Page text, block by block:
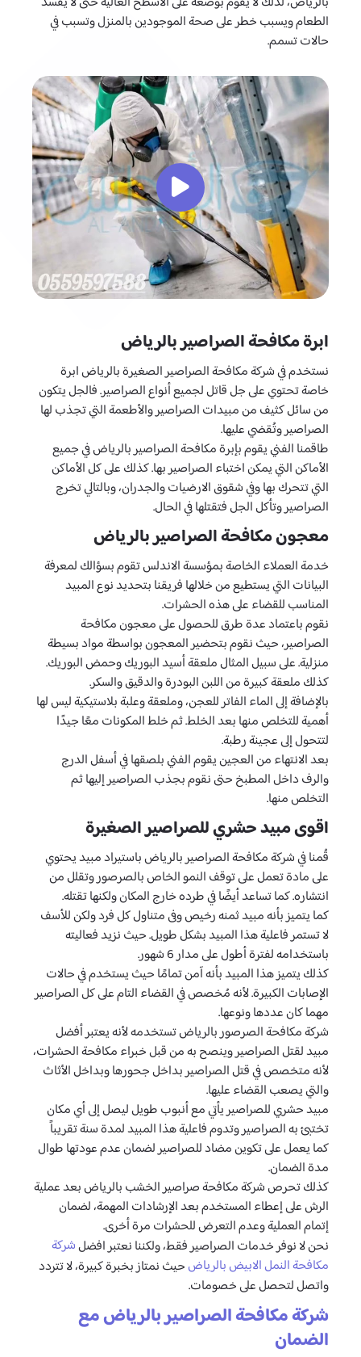
الطعام ويسبب خطر على صحة الموجودين بالمنزل وتسبب في
حالات تسمم.
ابرة مكافحة الصراصير بالرياض
نستخدم في شركة مكافحة الصراصير الصغيرة بالرياض ابرة
خاصة تحتوي على جل قاتل لجميع أنواع الصراصير. فالجل يتكون
من سائل كثيف من مبيدات الصراصير والأطعمة التي تجذب لها
الصراصير وتُقضي عليها.
طاقمنا الفني يقوم بإبرة مكافحة الصراصير بالرياض في جميع
الأماكن التي يمكن اختباء الصراصير بها. كذلك على كل الأماكن
التي تتحرك بها وفي شقوق الارضيات والجدران، وبالتالي تخرج
الصراصير وتأكل الجل فتقتلها في الحال.
معجون مكافحة الصراصير بالرياض
خدمة العملاء الخاصة بمؤسسة الاندلس تقوم بسؤالك لمعرفة
البيانات التي يستطيع من خلالها فريقنا بتحديد نوع المبيد
المناسب للقضاء على هذه الحشرات.
نقوم باعتماد عدة طرق للحصول على معجون مكافحة
الصراصير، حيث نقوم بتحضير المعجون بواسطة مواد بسيطة
منزلية. على سبيل المثال ملعقة أسيد البوريك وحمض البوريك.
كذلك ملعقة كبيرة من اللبن البودرة والدقيق والسكر.
بالإضافة إلى الماء الفاتر للعجن، وملعقة وعلبة بلاستيكية ليس لها
أهمية للتخلص منها بعد الخلط. ثم خلط المكونات معًا جيدًا
لتتحول إلى عجينة رطبة.
بعد الانتهاء من العجين يقوم الفني بلصقها في أسفل الدرج
والرف داخل المطبخ حتى نقوم بجذب الصراصير إليها ثم
التخلص منها.
اقوى مبيد حشري للصراصير الصغيرة
قُمنا في شركة مكافحة الصراصير بالرياض باستيراد مبيد يحتوي
على مادة تعمل على توقف النمو الخاص بالصرصور وتقلل من
انتشاره. كما تساعد أيضًا في طرده خارج المكان ولكنها تقتله.
كما يتميز بأنه مبيد ثمنه رخيص وفى متناول كل فرد ولكن للأسف
لا تستمر فاعلية هذا المبيد بشكل طويل. حيث نزيد فعاليته
باستخدامه لفترة أطول على مدار 6 شهور.
كذلك يتميز هذا المبيد بأنه آمن تمامًا حيث يستخدم في حالات
الإصابات الكبيرة. لأنه مُخصص في القضاء التام على كل الصراصير
مهما كان عددها ونوعها.
شركة مكافحة الصرصور بالرياض تستخدمه لأنه يعتبر أفضل
مبيد لقتل الصراصير وينصح به من قبل خبراء مكافحة الحشرات،
لأنه متخصص في قتل الصراصير بداخل جحورها وبداخل الأثاث
والتي يصعب القضاء عليها.
مبيد حشري للصراصير يأتي مع أنبوب طويل ليصل إلى أي مكان
تختبئ به الصراصير وتدوم فاعلية هذا المبيد لمدة سنة تقريباً
كما يعمل على تكوين مضاد للصراصير لضمان عدم عودتها طوال
مدة الضمان.
كذلك تحرص شركة مكافحة صراصير الخشب بالرياض بعد عملية
الرش على إعطاء المستخدم بعد الإرشادات المهمة، لضمان
إتمام العملية وعدم التعرض للحشرات مرة أخرى.
نحن لا نوفر خدمات الصراصير فقط، ولكننا نعتبر افضلشركة
مكافحة النمل الابيض بالرياضحيث نمتاز بخبرة كبيرة، لا تتردد
واتصل لتحصل على خصومات.
شركة مكافحة الصراصير بالرياض مع
الضمان